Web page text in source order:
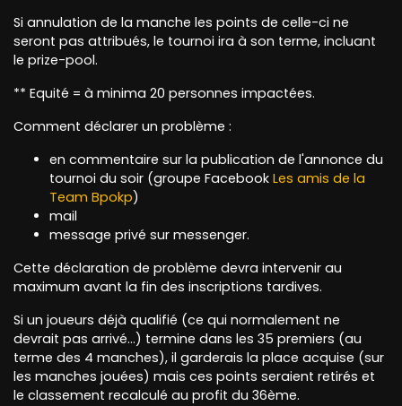
Si annulation de la manche les points de celle-ci ne
seront pas attribués, le tournoi ira à son terme, incluant
le prize-pool.
** Equité = à minima 20 personnes impactées.
Comment déclarer un problème :
en commentaire sur la publication de l'annonce du
tournoi du soir (groupe Facebook Les amis de la
Team Bpokp)
mail
message privé sur messenger.
Cette déclaration de problème devra intervenir au
maximum avant la fin des inscriptions tardives.
Si un joueurs déjà qualifié (ce qui normalement ne
devrait pas arrivé...) termine dans les 35 premiers (au
terme des 4 manches), il garderais la place acquise (sur
les manches jouées) mais ces points seraient retirés et
le classement recalculé au profit du 36ème.